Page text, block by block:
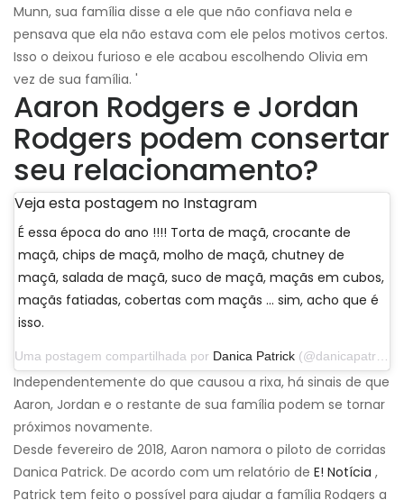
Munn, sua família disse a ele que não confiava nela e
pensava que ela não estava com ele pelos motivos certos.
Isso o deixou furioso e ele acabou escolhendo Olivia em
vez de sua família. '
Aaron Rodgers e Jordan
Rodgers podem consertar
seu relacionamento?
Veja esta postagem no Instagram
É essa época do ano !!!! Torta de maçã, crocante de
maçã, chips de maçã, molho de maçã, chutney de
maçã, salada de maçã, suco de maçã, maçãs em cubos,
maçãs fatiadas, cobertas com maçãs ... sim, acho que é
isso.
Uma postagem compartilhada por Danica Patrick (@danicapatrick) em 29 de setembro de 2019 às 14h31 PDT
Independentemente do que causou a rixa, há sinais de que
Aaron, Jordan e o restante de sua família podem se tornar
próximos novamente.
Desde fevereiro de 2018, Aaron namora o piloto de corridas
Danica Patrick. De acordo com um relatório de E! Notícia ,
Patrick tem feito o possível para ajudar a família Rodgers a